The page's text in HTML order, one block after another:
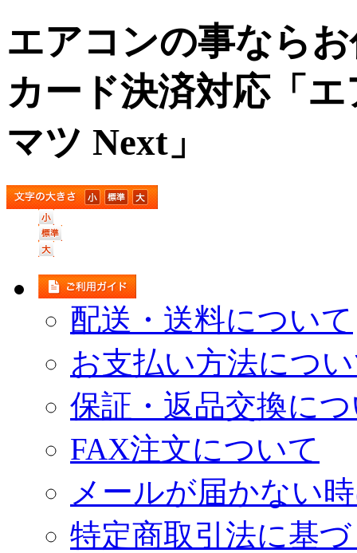
エアコンの事なら
カード決済対応「
マツ Next」
配送・送料について
お支払い方法につ
保証・返品交換に
FAX注文について
メールが届かない
特定商取引法に基